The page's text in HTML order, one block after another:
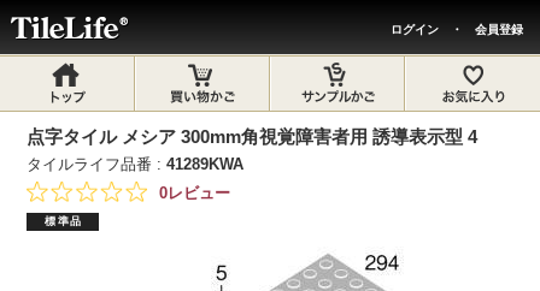
ログイン ・ 会員登録
点字タイル メシア 300mm角視覚障害者用 誘導表示型 4
タイルライフ品番 :41289KWA
0レビュー
標準品